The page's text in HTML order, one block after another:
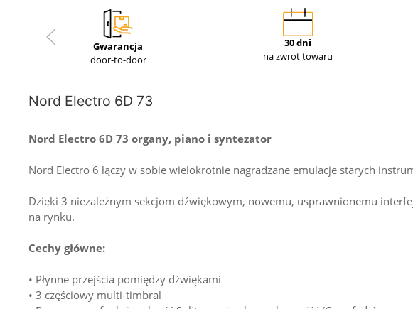
Gwarancja
door-to-door
30 dni
na zwrot towaru
Nord Electro 6D 73
Nord Electro 6D 73 organy, piano i syntezator
Nord Electro 6 łączy w sobie wielokrotnie nagradzane emulacje starych
Dzięki 3 niezależnym sekcjom dźwiękowym, nowemu, usprawnionemu
na rynku.
Cechy główne:
• Płynne przejścia pomiędzy dźwiękami
• 3 częściowy multi-timbral